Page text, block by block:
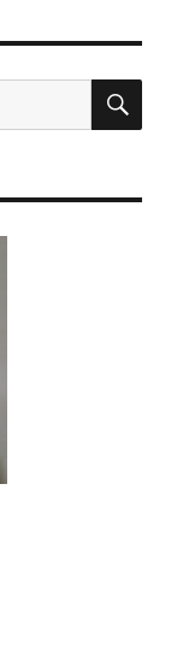
検